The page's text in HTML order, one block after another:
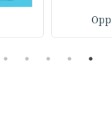
1
2
3
4
5